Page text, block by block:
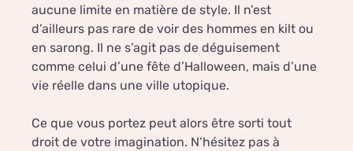
aucune limite en matière de style. Il n’est
d’ailleurs pas rare de voir des hommes en kilt ou
en sarong. Il ne s’agit pas de déguisement
comme celui d’une fête d’Halloween, mais d’une
vie réelle dans une ville utopique.
Ce que vous portez peut alors être sorti tout
droit de votre imagination. N’hésitez pas à